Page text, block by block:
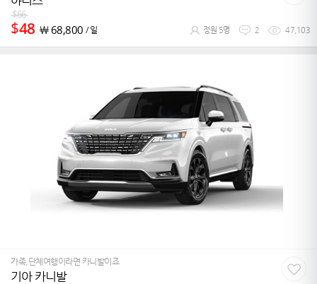
$66
$48 ￦68,800 / 일 정원 5명 2 47,103
가족,단체여행이라면 카니발이죠
기아 카니발